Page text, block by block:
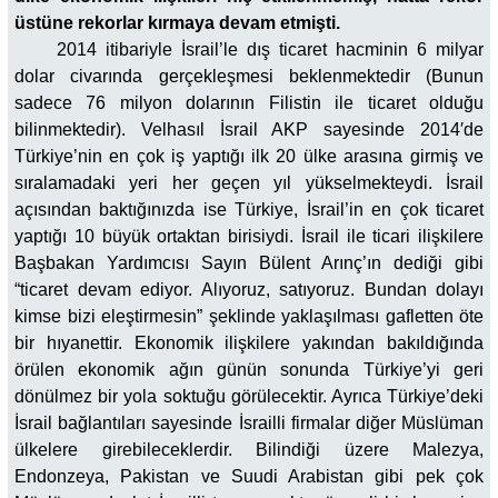
üstüne rekorlar kırmaya devam etmişti.
2014 itibariyle İsrail’le dış ticaret hacminin 6 milyar
dolar civarında gerçekleşmesi beklenmektedir (Bunun
sadece 76 milyon dolarının Filistin ile ticaret olduğu
bilinmektedir). Velhasıl İsrail AKP sayesinde 2014′de
Türkiye’nin en çok iş yaptığı ilk 20 ülke arasına girmiş ve
sıralamadaki yeri her geçen yıl yükselmekteydi. İsrail
açısından baktığınızda ise Türkiye, İsrail’in en çok ticaret
yaptığı 10 büyük ortaktan birisiydi. İsrail ile ticari ilişkilere
Başbakan Yardımcısı Sayın Bülent Arınç’ın dediği gibi
“ticaret devam ediyor. Alıyoruz, satıyoruz. Bundan dolayı
kimse bizi eleştirmesin” şeklinde yaklaşılması gafletten öte
bir hıyanettir. Ekonomik ilişkilere yakından bakıldığında
örülen ekonomik ağın günün sonunda Türkiye’yi geri
dönülmez bir yola soktuğu görülecektir. Ayrıca Türkiye’deki
İsrail bağlantıları sayesinde İsrailli firmalar diğer Müslüman
ülkelere girebileceklerdir. Bilindiği üzere Malezya,
Endonzeya, Pakistan ve Suudi Arabistan gibi pek çok